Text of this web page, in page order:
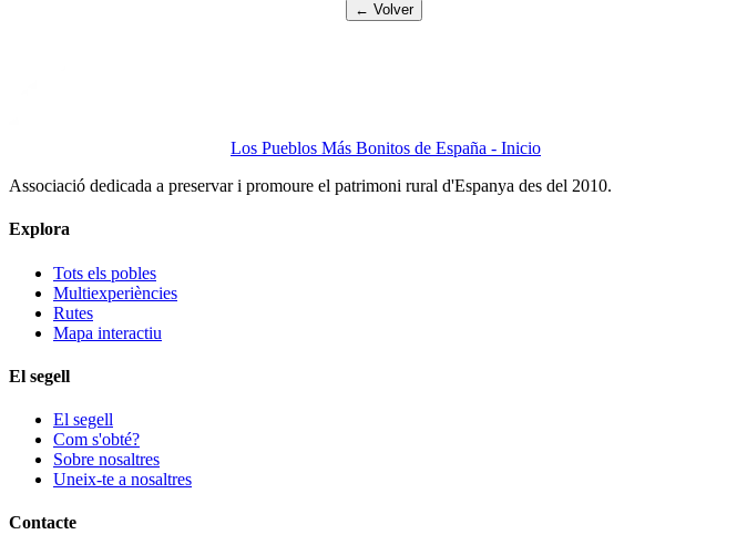
← Volver
Los Pueblos Más Bonitos de España - Inicio
Associació dedicada a preservar i promoure el patrimoni rural d'Espanya des del 2010.
Explora
Tots els pobles
Multiexperiències
Rutes
Mapa interactiu
El segell
El segell
Com s'obté?
Sobre nosaltres
Uneix-te a nosaltres
Contacte